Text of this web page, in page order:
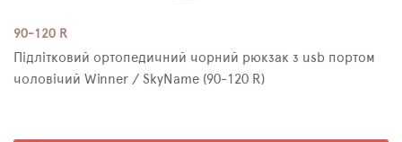
90-120 R
Підлітковий ортопедичний чорний рюкзак з usb портом
чоловічий Winner / SkyName (90-120 R)